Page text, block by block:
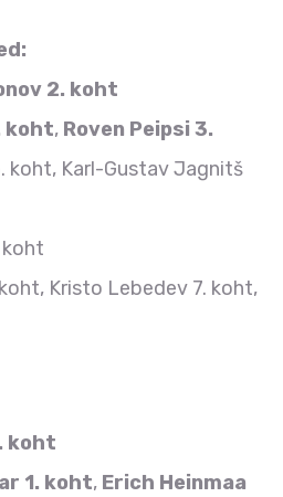
2. koht
koht, Roven Peipsi 3.
koht, Karl-Gustav Jagnitš
Kristo Lebedev 7. koht,
koht
1. koht, Erich Heinmaa